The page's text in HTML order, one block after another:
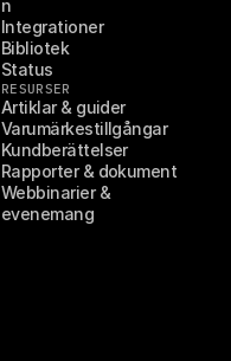
n
Integrationer
Bibliotek
Status
RESURSER
Artiklar & guider
Varumärkestillgångar
Kundberättelser
Rapporter & dokument
Webbinarier &
evenemang